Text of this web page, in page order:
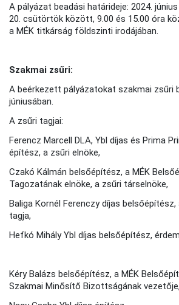
A pályázat beadási határideje: 2024.
20. csütörtök között, 9.00 és 15.00 óra
a MÉK titkárság földszinti irodájában.
Szakmai zsűri:
A beérkezett pályázatokat szakmai zsűri
júniusában.
A zsűri tagjai:
Ferencz Marcell DLA, Ybl díjas és Prima
építész, a zsűri elnöke,
Czakó Kálmán belsőépítész, a MÉK
Tagozatának elnöke, a zsűri társelnöke,
Baliga Kornél Ferenczy díjas
tagja,
Hefkó Mihály Ybl díjas belsőépítész,
Kéry Balázs belsőépítész, a MÉK
Szakmai Minősítő Bizottságának vezetője,